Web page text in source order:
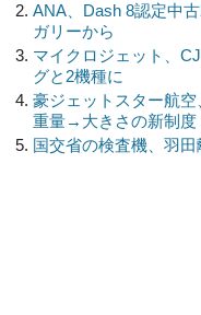
ANA、Dash 8認定中
ガリーから
マイクロジェット、
グと2機種に
豪ジェットスター航
重量→大きさの新制度
国交省の検査機、羽